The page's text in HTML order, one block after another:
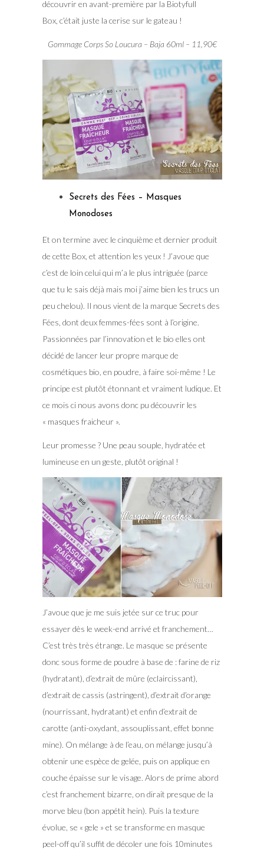
découvrir en avant-première par la Biotyfull
Box, c’était juste la cerise sur le gateau !
Gommage Corps So Loucura – Baja 60ml – 11,90€
Secrets des Fées – Masques
Monodoses
Et on termine avec le cinquième et dernier produit
de cette Box, et attention les yeux ! J’avoue que
c’est de loin celui qui m’a le plus intriguée (parce
que tu le sais déjà mais moi j’aime bien les trucs un
peu chelou). Il nous vient de la marque Secrets des
Fées, dont deux femmes-fées sont à l’origine.
Passionnées par l’innovation et le bio elles ont
décidé de lancer leur propre marque de
cosmétiques bio, en poudre, à faire soi-même ! Le
principe est plutôt étonnant et vraiment ludique. Et
ce mois ci nous avons donc pu découvrir les
« masques fraicheur ».
Leur promesse ? Une peau souple, hydratée et
lumineuse en un geste, plutôt original !
J’avoue que je me suis jetée sur ce truc pour
essayer dès le week-end arrivé et franchement…
C’est très très étrange. Le masque se présente
donc sous forme de poudre à base de : farine de riz
(hydratant), d’extrait de mûre (eclaircissant),
d’extrait de cassis (astringent), d’extrait d’orange
(nourrissant, hydratant) et enfin d’extrait de
carotte (anti-oxydant, assouplissant, effet bonne
mine). On mélange à de l’eau, on mélange jusqu’à
obtenir une espèce de gelée, puis on applique en
couche épaisse sur le visage. Alors de prime abord
c’est franchement bizarre, on dirait presque de la
morve bleu (bon appétit hein). Puis la texture
évolue, se « gele » et se transforme en masque
peel-off qu’il suffit de décoler une fois 10minutes